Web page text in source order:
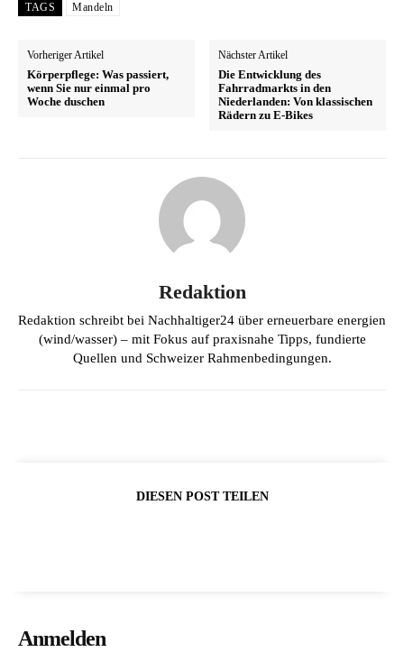
TAGS Mandeln
Vorheriger Artikel
Körperpflege: Was passiert,
wenn Sie nur einmal pro
Woche duschen
Nächster Artikel
Die Entwicklung des
Fahrradmarkts in den
Niederlanden: Von klassischen
Rädern zu E-Bikes
Redaktion
Redaktion schreibt bei Nachhaltiger24 über erneuerbare energien
(wind/wasser) – mit Fokus auf praxisnahe Tipps, fundierte
Quellen und Schweizer Rahmenbedingungen.
DIESEN POST TEILEN
Anmelden